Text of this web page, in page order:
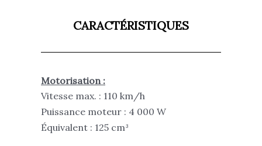
CARACTÉRISTIQUES
Motorisation :
Vitesse max. : 110 km/h
Puissance moteur : 4 000 W
Équivalent : 125 cm³